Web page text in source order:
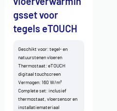
gsset voor
tegels eTOUCH
Geschikt voor: tegel- en
natuurstenen vloeren
Thermostaat: eTOUCH
digitaal touchscreen
Vermogen: 160 W/m²
Complete set: inclusief
thermostaat, vloersensor en
installatiemateriaal